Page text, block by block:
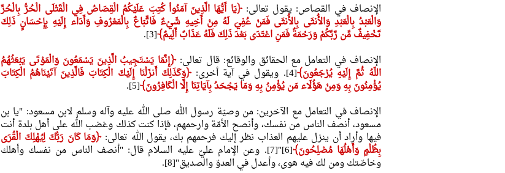
الإنصاف في القصاص: يقول تعالى:﴿يَا أَيُّهَا الَّذِينَ آمَنُواْ كُتِبَ عَلَيْكُمُ الْقِصَاصُ فِي الْقَتْلَى الْحُرُّ بِالْحُرِّ
وَالْعَبْدُ بِالْعَبْدِ وَالأُنثَى بِالأُنثَى فَمَنْ عُفِيَ لَهُ مِنْ أَخِيهِ شَيْءٌ فَاتِّبَاعٌ بِالْمَعْرُوفِ وَأَدَاء إِلَيْهِ بِإِحْسَانٍ ذَلِكَ
تَخْفِيفٌ مِّن رَّبِّكُمْ وَرَحْمَةٌ فَمَنِ اعْتَدَى بَعْدَ ذَلِكَ فَلَهُ عَذَابٌ أَلِيمٌ﴾[3].
الإنصاف في التعامل مع الحقائق والوقائع: قال تعالى:﴿إِنَّمَا يَسْتَجِيبُ الَّذِينَ يَسْمَعُونَ وَالْمَوْتَى يَبْعَثُهُمُ
اللّهُ ثُمَّ إِلَيْهِ يُرْجَعُونَ﴾[4]. ويقول في آية أخرى: ﴿وَكَذَلِكَ أَنزَلْنَا إِلَيْكَ الْكِتَابَ فَالَّذِينَ آتَيْنَاهُمُ الْكِتَابَ
يُؤْمِنُونَ بِهِ وَمِنْ هَؤُلَاء مَن يُؤْمِنُ بِهِ وَمَا يَجْحَدُ بِآيَاتِنَا إِلَّا الْكَافِرُونَ﴾[5].
الإنصاف في التعامل مع الآخرين: من وصيّة رسول الله صلى الله عليه وآله وسلم لابن مسعود: "يا بن
مسعود، أنصف الناس من نفسك، وأنصح الأمّة وارحمهم، فإذا كنت كذلك وغضب الله على أهل بلدة أنت
فيها وأراد أن ينزل عليهم العذاب نظر إليك فرحمهم بك، يقول الله تعالى:﴿وَمَا كَانَ رَبُّكَ لِيُهْلِكَ الْقُرَى
بِظُلْمٍ وَأَهْلُهَا مُصْلِحُونَ﴾ [6]"[7]. وعن الإمام عليّ عليه السلام قال: "أنصف الناس من نفسك وأهلك
وخاصّتك ومن لك فيه هوى، وأعدل في العدوّ والصديق"[8].